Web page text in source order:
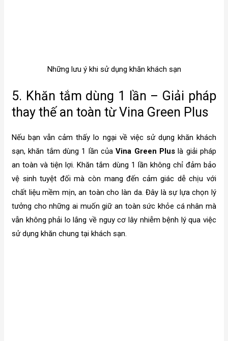
Những lưu ý khi sử dụng khăn khách sạn
5. Khăn tắm dùng 1 lần – Giải pháp
thay thế an toàn từ Vina Green Plus
Nếu bạn vẫn cảm thấy lo ngại về việc sử dụng khăn khách
sạn, khăn tắm dùng 1 lần củaVina Green Pluslà giải pháp
an toàn và tiện lợi. Khăn tắm dùng 1 lần không chỉ đảm bảo
vệ sinh tuyệt đối mà còn mang đến cảm giác dễ chịu với
chất liệu mềm mịn, an toàn cho làn da. Đây là sự lựa chọn lý
tưởng cho những ai muốn giữ an toàn sức khỏe cá nhân mà
vẫn không phải lo lắng về nguy cơ lây nhiễm bệnh lý qua việc
sử dụng khăn chung tại khách sạn.